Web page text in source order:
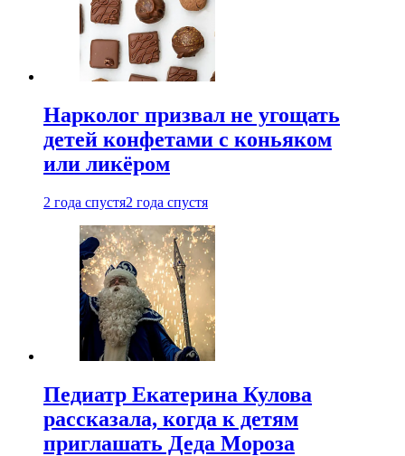
Нарколог призвал не угощать
детей конфетами с коньяком
или ликёром
2 года спустя2 года спустя
Педиатр Екатерина Кулова
рассказала, когда к детям
приглашать Деда Мороза